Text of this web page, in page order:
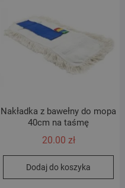
Nakładka z bawełny do mopa
40cm na taśmę
20.00 zł
Dodaj do koszyka